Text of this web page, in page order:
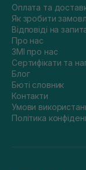
Оплата та
Як зробити
Відповіді на
Про нас
ЗМІ про нас
Сертифікати та
Блог
Бюті словник
Контакти
Умови
Політика